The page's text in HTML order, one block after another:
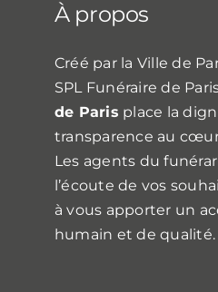
À propos
Créé par la Ville de
SPL Funéraire de
de Paris place la
transparence au
Les agents du
l’écoute de vos
à vous apporter un
humain et de qualité.